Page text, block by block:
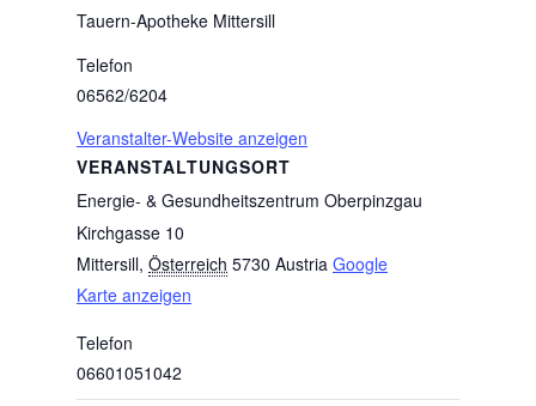
VERANSTALTUNGSORT
Energie- & Gesundheitszentrum Oberpinzgau
Kirchgasse 10
Mittersill, Österreich 5730 Austria Google
Karte anzeigen
Telefon
06601051042
Tauern-Apotheke Mittersill
Telefon
06562/6204
Veranstalter-Website anzeigen